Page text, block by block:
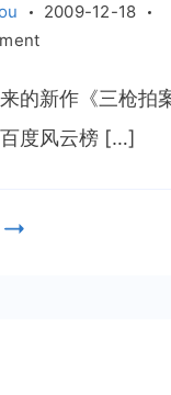
2009-12-18
on
枪
的新作《三枪拍
度风云榜 […]